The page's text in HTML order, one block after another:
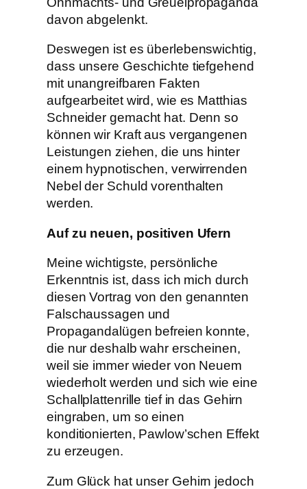
davon abgelenkt.
Deswegen ist es überlebenswichtig,
dass unsere Geschichte tiefgehend
mit unangreifbaren Fakten
aufgearbeitet wird, wie es Matthias
Schneider gemacht hat. Denn so
können wir Kraft aus vergangenen
Leistungen ziehen, die uns hinter
einem hypnotischen, verwirrenden
Nebel der Schuld vorenthalten
werden.
Auf zu neuen, positiven Ufern
Meine wichtigste, persönliche
Erkenntnis ist, dass ich mich durch
diesen Vortrag von den genannten
Falschaussagen und
Propagandalügen befreien konnte,
die nur deshalb wahr erscheinen,
weil sie immer wieder von Neuem
wiederholt werden und sich wie eine
Schallplattenrille tief in das Gehirn
eingraben, um so einen
konditionierten, Pawlow’schen Effekt
zu erzeugen.
Zum Glück hat unser Gehirn jedoch